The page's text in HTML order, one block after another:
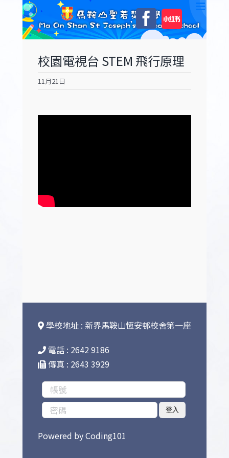
content
Facebook
自
訂
校園電視台 STEM 飛行原理
11月21日
學校地址 : 新界馬鞍山恆安邨校舍第一座
電話 : 2642 9186
傳真 : 2643 3929
登入
Powered byCoding101